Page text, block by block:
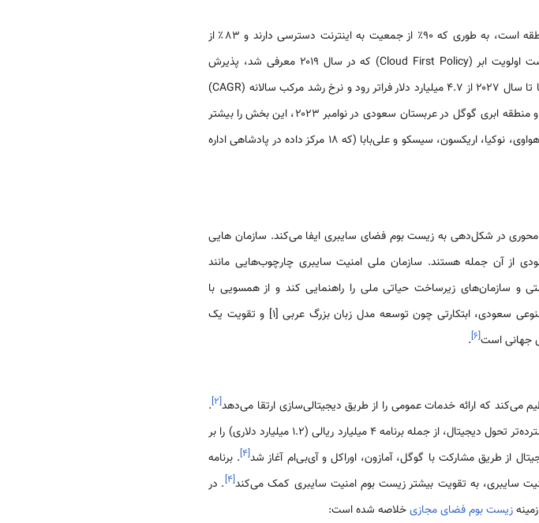
از پیشرفته‌ترین زیرساخت‌ها در منطقه است، به طوری که ۹۰٪ از جمعیت به اینترنت دسترسی دارند و ۸۳٪ از
. سیاست اولویت ابر (Cloud First Policy) که در سال ۲۰۱۹ معرفی شد، پذیرش
رایانش ابری را تسریع کرده است، به طوری که پیش‌بینی می‌شود هزینه‌ها تا سال ۲۰۲۷ از ۴.۷ میلیارد دلار فراتر رود و نرخ رشد مرکب سالانه (CAGR)
آن ۲۵٪ باشد. راه‌اندازی منطقه ویژه اقتصادی رایانش ابری در سال ۲۰۲۳ و منطقه ابری گوگل در عربستان سعودی در نوامبر ۲۰۲۳، این بخش را بیشتر
تقویت می‌کند(2). علاوه بر این، مشارکت با غول‌های فناوری جهانی مانند هواوی، نوکیا، اریکسون، سیسکو و علی‌بابا (که ۱۸ مرکز داده در پادشاهی اداره
در شکل‌دهی به زیست بوم فضای سایبری ایفا می‌کند. سازمان هایی
از آن جمله هستند. سازمان ملی امنیت سایبری چارچوب‌هایی مانند
و سازمان‌های زیرساخت حیاتی ملی را راهنمایی کند و از همسویی با
. سازمان داده و هوش مصنوعی سعودی، ابتکارتی چون توسعه مدل زبان بزرگ عربی [1] و تقویت یک
جهانی است[۶]
.
می‌کند که ارائه خدمات عمومی را از طریق دیجیتالی‌سازی ارتقا می‌دهد[۲]
.
، رهبری تلاش‌های گسترده‌تر تحول دیجیتال، از جمله برنامه 4 میلیارد ریالی (1.2 میلیارد دلاری) را بر
[۴]. برنامه
[۴]. در
زیست بوم فضای مجازیخلاصه شده است: